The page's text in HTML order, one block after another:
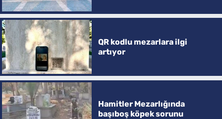
QR kodlu mezarlara ilgi
artıyor
Hamitler Mezarlığında
başıboş köpek sorunu